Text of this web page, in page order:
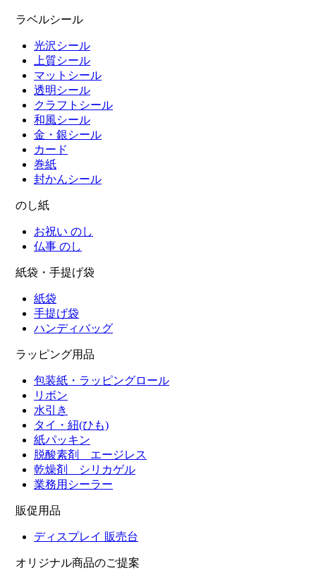
ラベルシール
光沢シール
上質シール
マットシール
透明シール
クラフトシール
和風シール
金・銀シール
カード
巻紙
封かんシール
のし紙
お祝い のし
仏事 のし
紙袋・手提げ袋
紙袋
手提げ袋
ハンディバッグ
ラッピング用品
包装紙・ラッピングロール
リボン
水引き
タイ・紐(ひも)
紙パッキン
脱酸素剤 エージレス
乾燥剤 シリカゲル
業務用シーラー
販促用品
ディスプレイ 販売台
オリジナル商品のご提案